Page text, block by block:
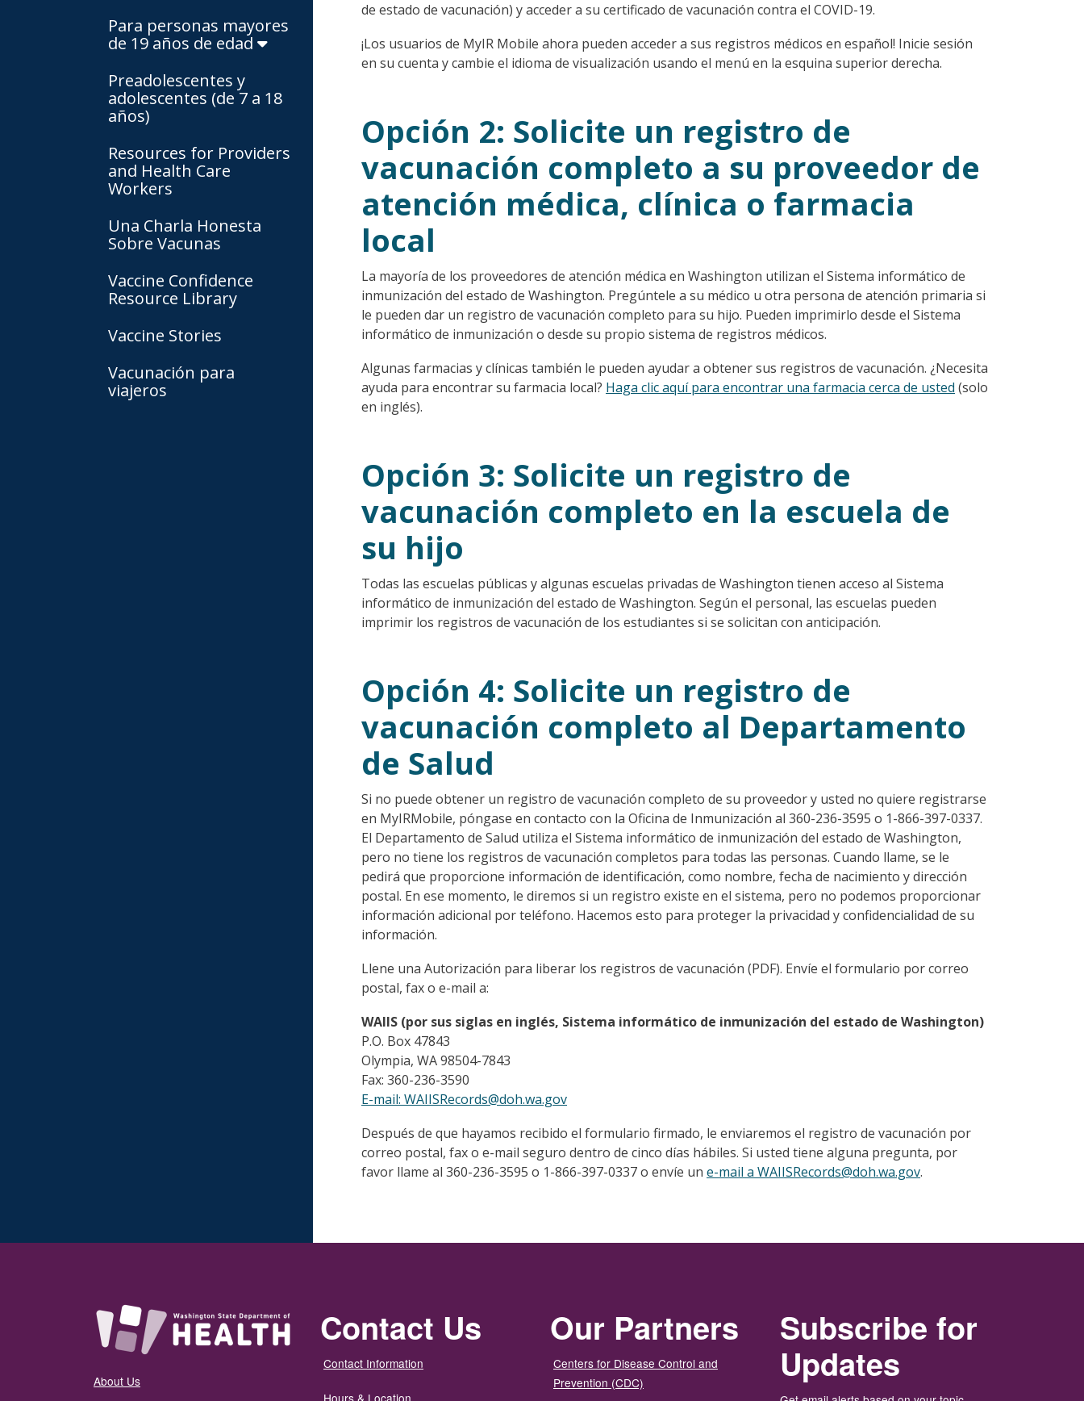
Para personas mayores
de 19 años de edad
Preadolescentes y
adolescentes (de 7 a 18
años)
Resources for Providers
and Health Care
Workers
Una Charla Honesta
Sobre Vacunas
Vaccine Confidence
Resource Library
Vaccine Stories
Vacunación para
viajeros
de estado de vacunación) y acceder a su certificado de vacunación contra el COVID-19.
¡Los usuarios de MyIR Mobile ahora pueden acceder a sus registros médicos en español! Inicie sesión
en su cuenta y cambie el idioma de visualización usando el menú en la esquina superior derecha.
Opción 2: Solicite un registro de
vacunación completo a su proveedor de
atención médica, clínica o farmacia
local
La mayoría de los proveedores de atención médica en Washington utilizan el Sistema informático de
inmunización del estado de Washington. Pregúntele a su médico u otra persona de atención primaria si
le pueden dar un registro de vacunación completo para su hijo. Pueden imprimirlo desde el Sistema
informático de inmunización o desde su propio sistema de registros médicos.
Algunas farmacias y clínicas también le pueden ayudar a obtener sus registros de vacunación. ¿Necesita
ayuda para encontrar su farmacia local? Haga clic aquí para encontrar una farmacia cerca de usted (solo
en inglés).
Opción 3: Solicite un registro de
vacunación completo en la escuela de
su hijo
Todas las escuelas públicas y algunas escuelas privadas de Washington tienen acceso al Sistema
informático de inmunización del estado de Washington. Según el personal, las escuelas pueden
imprimir los registros de vacunación de los estudiantes si se solicitan con anticipación.
Opción 4: Solicite un registro de
vacunación completo al Departamento
de Salud
Si no puede obtener un registro de vacunación completo de su proveedor y usted no quiere registrarse
en MyIRMobile, póngase en contacto con la Oficina de Inmunización al 360-236-3595 o 1-866-397-0337.
El Departamento de Salud utiliza el Sistema informático de inmunización del estado de Washington,
pero no tiene los registros de vacunación completos para todas las personas. Cuando llame, se le
pedirá que proporcione información de identificación, como nombre, fecha de nacimiento y dirección
postal. En ese momento, le diremos si un registro existe en el sistema, pero no podemos proporcionar
información adicional por teléfono. Hacemos esto para proteger la privacidad y confidencialidad de su
información.
Llene una Autorización para liberar los registros de vacunación (PDF). Envíe el formulario por correo
postal, fax o e-mail a:
WAIIS (por sus siglas en inglés, Sistema informático de inmunización del estado de Washington)
P.O. Box 47843
Olympia, WA 98504-7843
Fax: 360-236-3590
E-mail: WAIISRecords@doh.wa.gov
Después de que hayamos recibido el formulario firmado, le enviaremos el registro de vacunación por
correo postal, fax o e-mail seguro dentro de cinco días hábiles. Si usted tiene alguna pregunta, por
favor llame al 360-236-3595 o 1-866-397-0337 o envíe un e-mail a WAIISRecords@doh.wa.gov.
About Us
Contact Us
Contact Information
Hours & Location
Our Partners
Centers for Disease Control and
Prevention (CDC)
Subscribe for
Updates